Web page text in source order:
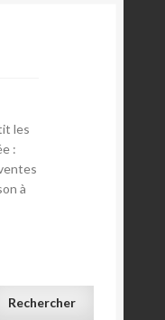
les
:
à
Rechercher